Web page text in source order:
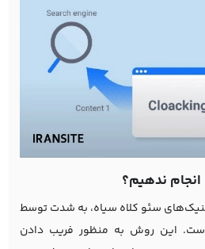
انجام ندهیم؟
سئو کلاه سیاه، به شدت توسط
این روش به منظور فریب دادن